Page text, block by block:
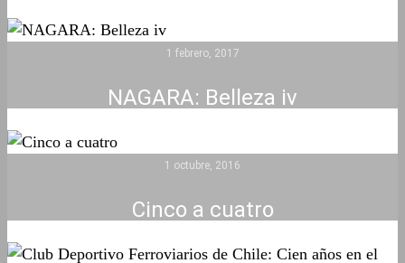
1 febrero, 2017
NAGARA: Belleza iv
1 octubre, 2016
Cinco a cuatro